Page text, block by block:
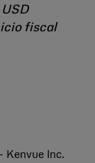
fiscal
- Kenvue Inc.